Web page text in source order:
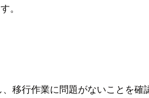
。
移行作業に問題がないことを確